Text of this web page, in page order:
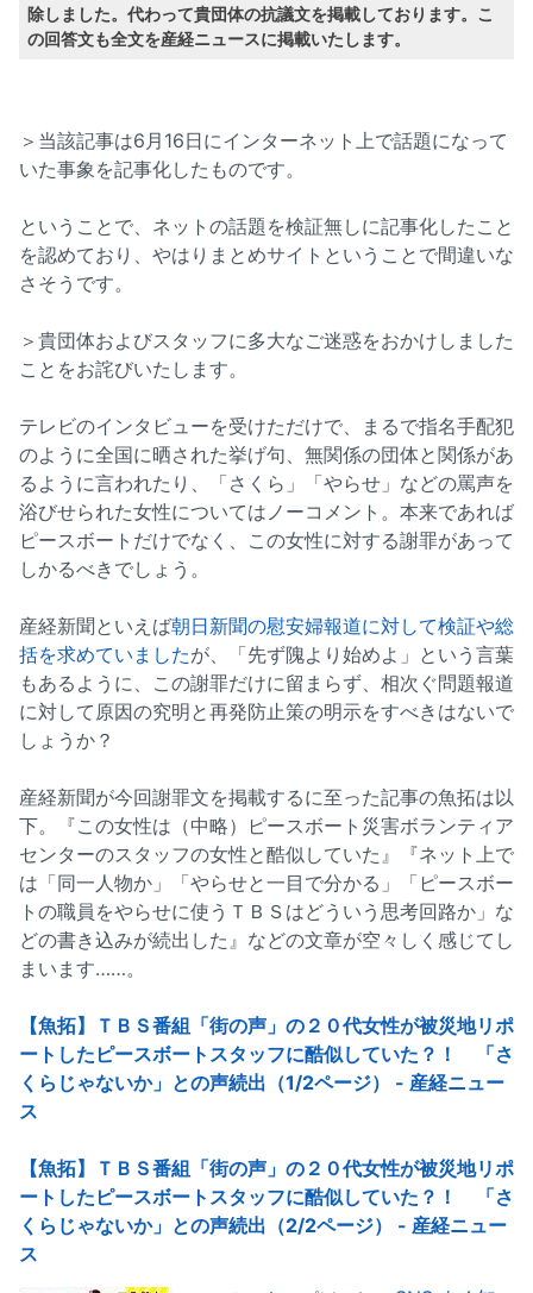
除しました。代わって貴団体の抗議文を掲載しております。こ
の回答文も全文を産経ニュースに掲載いたします。
＞当該記事は6月16日にインターネット上で話題になって
いた事象を記事化したものです。
ということで、ネットの話題を検証無しに記事化したこと
を認めており、やはりまとめサイトということで間違いな
さそうです。
＞貴団体およびスタッフに多大なご迷惑をおかけしました
ことをお詫びいたします。
テレビのインタビューを受けただけで、まるで指名手配犯
のように全国に晒された挙げ句、無関係の団体と関係があ
るように言われたり、「さくら」「やらせ」などの罵声を
浴びせられた女性についてはノーコメント。本来であれば
ピースボートだけでなく、この女性に対する謝罪があって
しかるべきでしょう。
産経新聞といえば朝日新聞の慰安婦報道に対して検証や総
括を求めていましたが、「先ず隗より始めよ」という言葉
もあるように、この謝罪だけに留まらず、相次ぐ問題報道
に対して原因の究明と再発防止策の明示をすべきはないで
しょうか？
産経新聞が今回謝罪文を掲載するに至った記事の魚拓は以
下。『この女性は（中略）ピースボート災害ボランティア
センターのスタッフの女性と酷似していた』『ネット上で
は「同一人物か」「やらせと一目で分かる」「ピースボー
トの職員をやらせに使うＴＢＳはどういう思考回路か」な
どの書き込みが続出した』などの文章が空々しく感じてし
まいます……。
【魚拓】ＴＢＳ番組「街の声」の２０代女性が被災地リポ
ートしたピースボートスタッフに酷似していた？！ 「さ
くらじゃないか」との声続出（1/2ページ） - 産経ニュー
ス
【魚拓】ＴＢＳ番組「街の声」の２０代女性が被災地リポ
ートしたピースボートスタッフに酷似していた？！ 「さ
くらじゃないか」との声続出（2/2ページ） - 産経ニュー
ス